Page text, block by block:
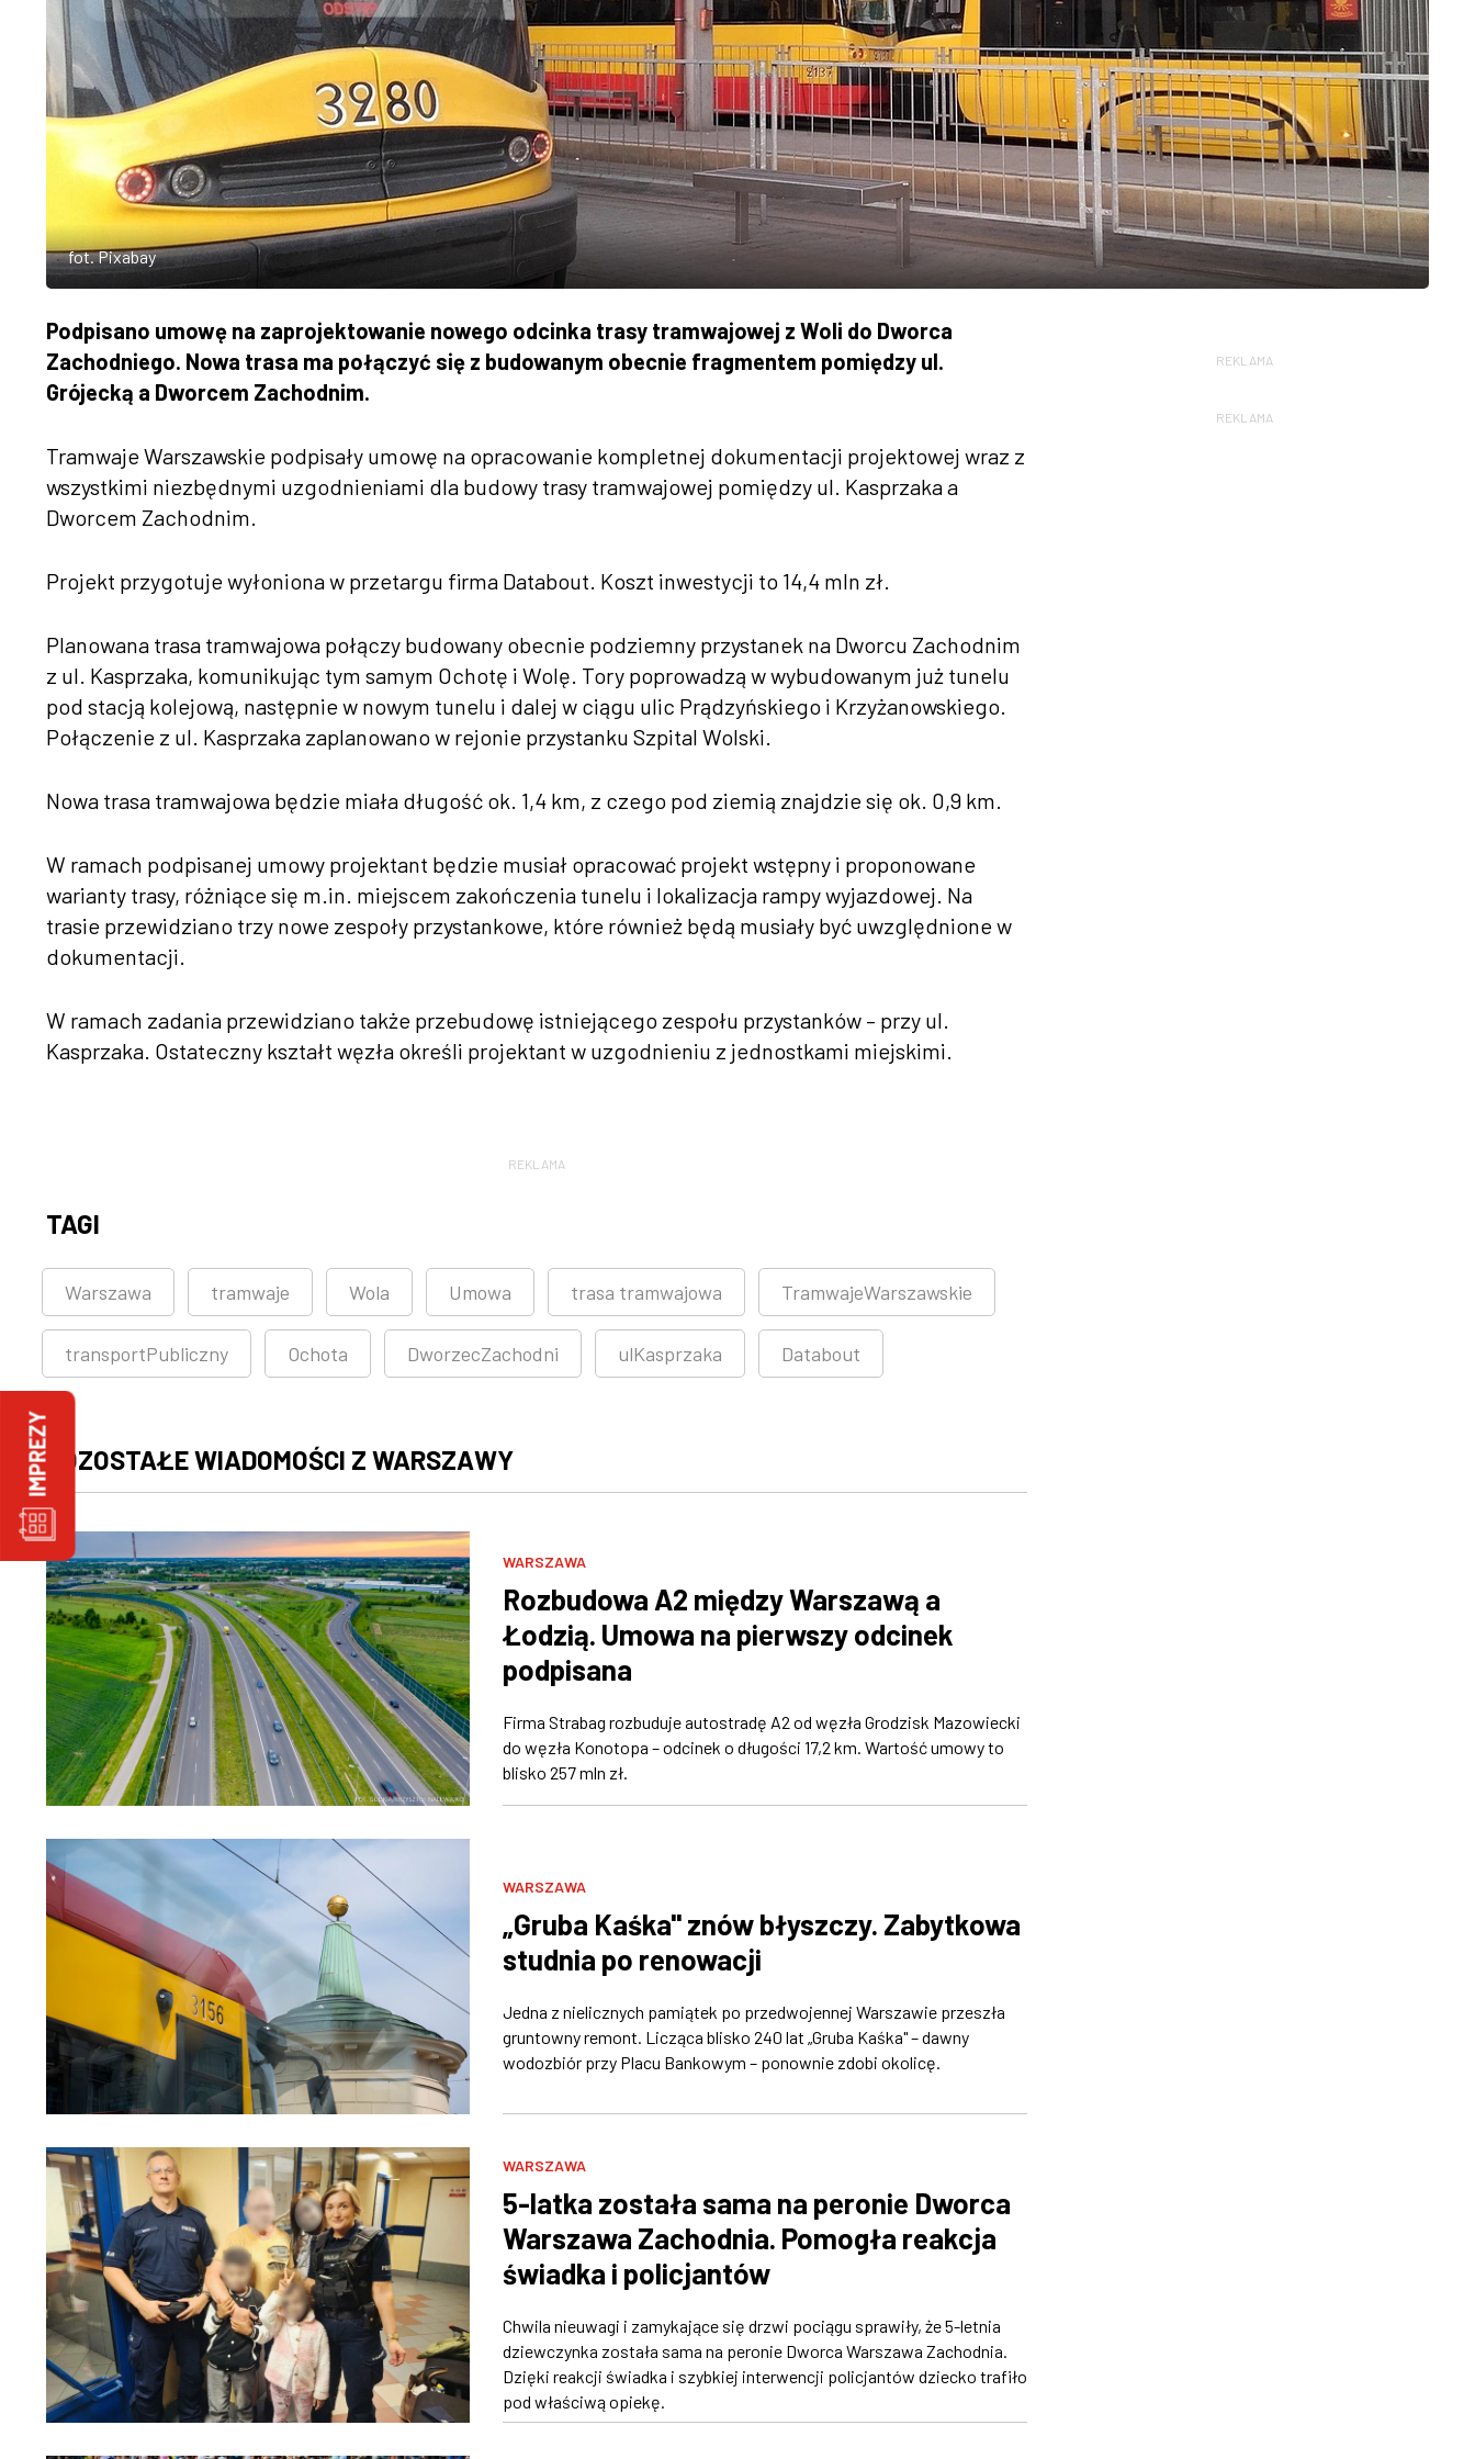
fot. Pixabay
Podpisano umowę na zaprojektowanie nowego odcinka trasy tramwajowej z Woli do Dworca
Zachodniego. Nowa trasa ma połączyć się z budowanym obecnie fragmentem pomiędzy ul.
Grójecką a Dworcem Zachodnim.
Tramwaje Warszawskie podpisały umowę na opracowanie kompletnej dokumentacji projektowej wraz z
wszystkimi niezbędnymi uzgodnieniami dla budowy trasy tramwajowej pomiędzy ul. Kasprzaka a
Dworcem Zachodnim.
Projekt przygotuje wyłoniona w przetargu firma Databout. Koszt inwestycji to 14,4 mln zł.
Planowana trasa tramwajowa połączy budowany obecnie podziemny przystanek na Dworcu Zachodnim
z ul. Kasprzaka, komunikując tym samym Ochotę i Wolę. Tory poprowadzą w wybudowanym już tunelu
pod stacją kolejową, następnie w nowym tunelu i dalej w ciągu ulic Prądzyńskiego i Krzyżanowskiego.
Połączenie z ul. Kasprzaka zaplanowano w rejonie przystanku Szpital Wolski.
Nowa trasa tramwajowa będzie miała długość ok. 1,4 km, z czego pod ziemią znajdzie się ok. 0,9 km.
W ramach podpisanej umowy projektant będzie musiał opracować projekt wstępny i proponowane
warianty trasy, różniące się m.in. miejscem zakończenia tunelu i lokalizacja rampy wyjazdowej. Na
trasie przewidziano trzy nowe zespoły przystankowe, które również będą musiały być uwzględnione w
dokumentacji.
W ramach zadania przewidziano także przebudowę istniejącego zespołu przystanków – przy ul.
Kasprzaka. Ostateczny kształt węzła określi projektant w uzgodnieniu z jednostkami miejskimi.
REKLAMA
TAGI
Warszawa tramwaje Wola Umowa trasa tramwajowa TramwajeWarszawskie
transportPubliczny Ochota DworzecZachodni ulKasprzaka Databout
POZOSTAŁE WIADOMOŚCI Z WARSZAWY
WARSZAWA
Rozbudowa A2 między Warszawą a
Łodzią. Umowa na pierwszy odcinek
podpisana
Firma Strabag rozbuduje autostradę A2 od węzła Grodzisk Mazowiecki
do węzła Konotopa – odcinek o długości 17,2 km. Wartość umowy to
blisko 257 mln zł.
WARSZAWA
„Gruba Kaśka" znów błyszczy. Zabytkowa
studnia po renowacji
Jedna z nielicznych pamiątek po przedwojennej Warszawie przeszła
gruntowny remont. Licząca blisko 240 lat „Gruba Kaśka" – dawny
wodozbiór przy Placu Bankowym – ponownie zdobi okolicę.
WARSZAWA
5-latka została sama na peronie Dworca
Warszawa Zachodnia. Pomogła reakcja
świadka i policjantów
Chwila nieuwagi i zamykające się drzwi pociągu sprawiły, że 5-letnia
dziewczynka została sama na peronie Dworca Warszawa Zachodnia.
Dzięki reakcji świadka i szybkiej interwencji policjantów dziecko trafiło
pod właściwą opiekę.
REKLAMA
REKLAMA
IMPREZY